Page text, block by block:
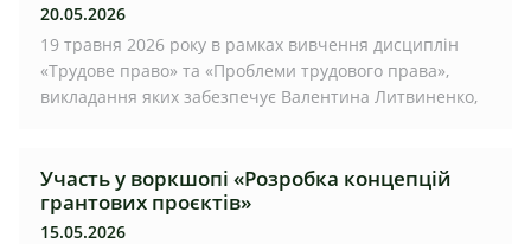
20.05.2026
19 травня 2026 року в рамках вивчення дисциплін
«Трудове право» та «Проблеми трудового права»,
викладання яких забезпечує Валентина Литвиненко,
Участь у воркшопі «Розробка концепцій
грантових проєктів»
15.05.2026